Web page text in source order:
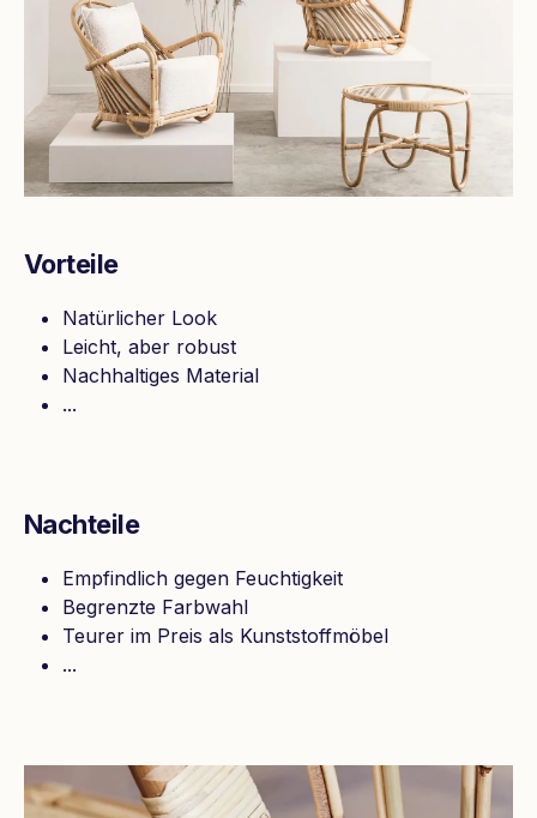
Vorteile
Natürlicher Look
Leicht, aber robust
Nachhaltiges Material
...
Nachteile
Empfindlich gegen Feuchtigkeit
Begrenzte Farbwahl
Teurer im Preis als Kunststoffmöbel
...